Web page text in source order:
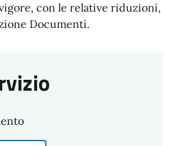
con le relative riduzioni,
Documenti.